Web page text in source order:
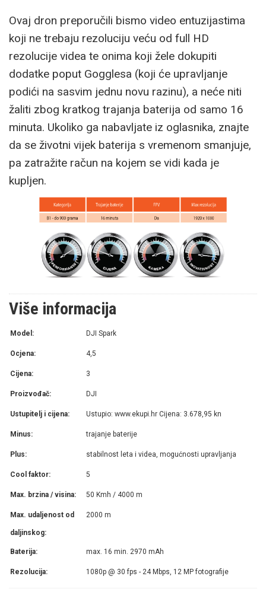
Ovaj dron preporučili bismo video entuzijastima
koji ne trebaju rezoluciju veću od full HD
rezolucije videa te onima koji žele dokupiti
dodatke poput Gogglesa (koji će upravljanje
podići na sasvim jednu novu razinu), a neće niti
žaliti zbog kratkog trajanja baterija od samo 16
minuta. Ukoliko ga nabavljate iz oglasnika, znajte
da se životni vijek baterija s vremenom smanjuje,
pa zatražite račun na kojem se vidi kada je
kupljen.
Više informacija
Model: DJI Spark
Ocjena: 4,5
Cijena: 3
Proizvođač: DJI
Ustupitelj i cijena: Ustupio: www.ekupi.hr Cijena: 3.678,95 kn
Minus: trajanje baterije
Plus: stabilnost leta i videa, mogućnosti upravljanja
Cool faktor: 5
Max. brzina / visina: 50 Kmh / 4000 m
Max. udaljenost od
daljinskog:
2000 m
Baterija: max. 16 min. 2970 mAh
Rezolucija: 1080p @ 30 fps - 24 Mbps, 12 MP fotografije